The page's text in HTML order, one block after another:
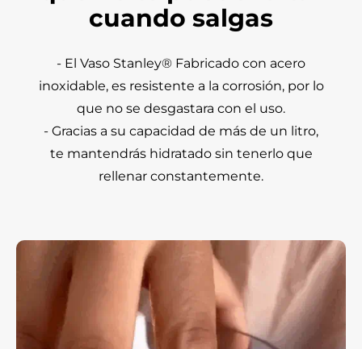
cuando salgas
- El Vaso Stanley® Fabricado con acero
inoxidable, es resistente a la corrosión, por lo
que no se desgastara con el uso.
- Gracias a su capacidad de más de un litro,
te mantendrás hidratado sin tenerlo que
rellenar constantemente.